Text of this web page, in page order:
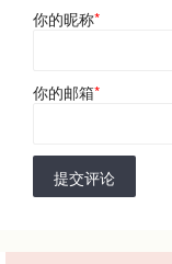
你的昵称*
你的邮箱*
提交评论